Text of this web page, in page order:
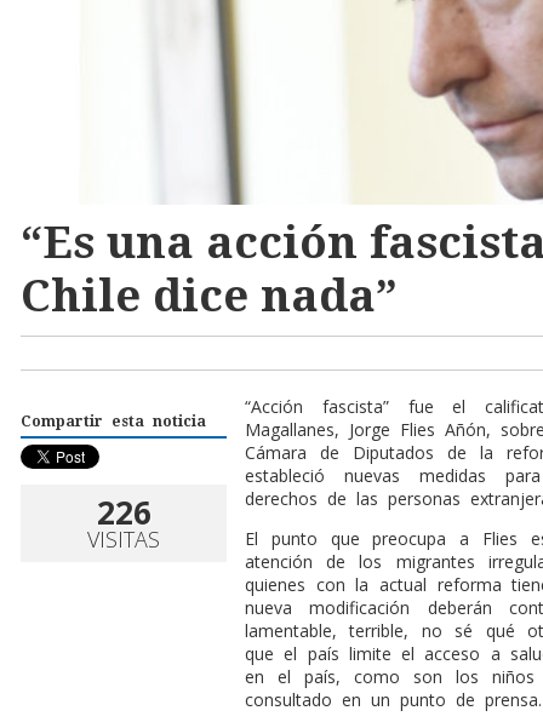
“Es una acción
Chile dice nada”
Compartir esta noticia
226
VISITAS
“Acción fascista” fue el
Magallanes, Jorge Flies Añón,
Cámara de Diputados de la
estableció nuevas medidas
derechos de las personas
El punto que preocupa a Flies
atención de los migrantes
quienes con la actual reforma
nueva modificación deberán
lamentable, terrible, no sé qué
que el país limite el acceso a
en el país, como son los niños
consultado en un punto de prensa.